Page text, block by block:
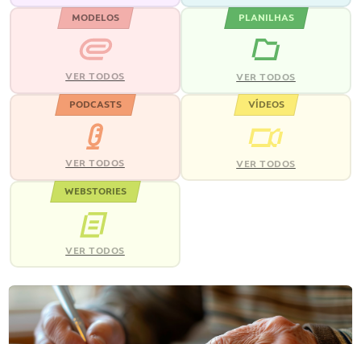
MODELOS
VER TODOS
PLANILHAS
VER TODOS
PODCASTS
VER TODOS
VÍDEOS
VER TODOS
WEBSTORIES
VER TODOS